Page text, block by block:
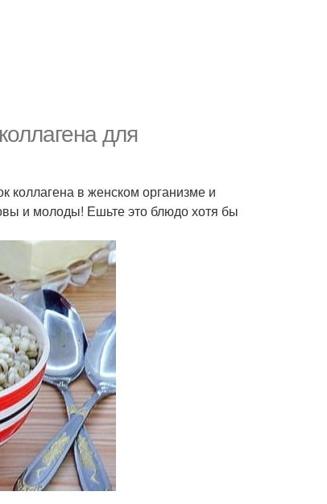
для
коллагена в женском организме и
и молоды! Ешьте это блюдо хотя бы